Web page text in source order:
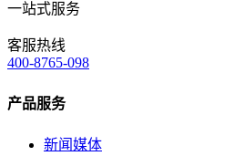
一站式服务
客服热线
400-8765-098
产品服务
新闻媒体